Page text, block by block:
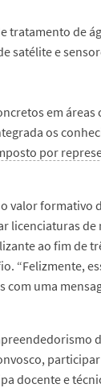
tratamento de
satélite e
em áreas
os
por
valor formativo
licenciaturas de
ao fim de
“Felizmente,
uma
docente e